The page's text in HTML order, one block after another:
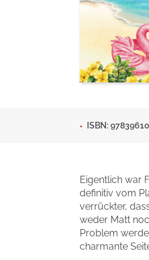
ISBN:
Eigentlich war
definitiv vom
verrückter,
weder Matt
Problem
charmante